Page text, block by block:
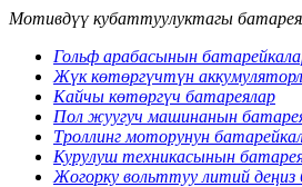
Мотивдүү кубаттуулуктагы
Гольф арабасынын
Жүк көтөргүчтүн
Кайчы көтөргүч батареялар
Пол жуугуч машинанын
Троллинг моторунун
Курулуш техникасынын
Жогорку вольттуу литий